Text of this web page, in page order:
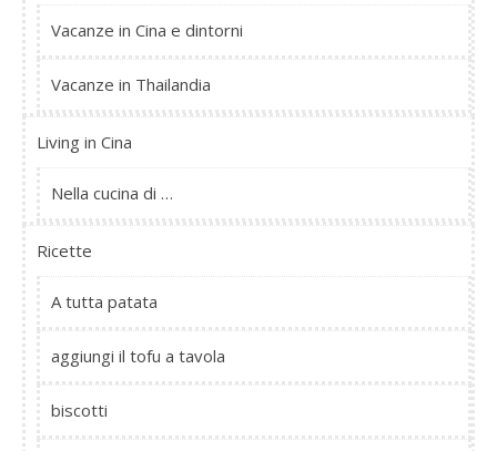
Vacanze in Cina e dintorni
Vacanze in Thailandia
Living in Cina
Nella cucina di …
Ricette
A tutta patata
aggiungi il tofu a tavola
biscotti